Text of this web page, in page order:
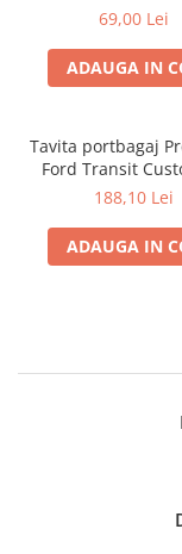
69,00 Lei
ADAUGA IN
Tavita portbagaj
Ford Transit
fabricatie 01.2013 -
188,10 Lei
ADAUGA IN